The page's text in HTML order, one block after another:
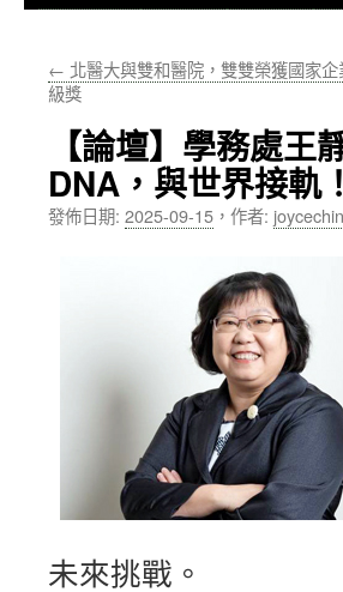
要
容
← 北醫大與雙和醫院，雙雙榮獲國家
級獎
【論壇】學務處
DNA，與世界接軌！
發佈日期: 2025-09-15 ， 作者: joycechin
未來挑戰。